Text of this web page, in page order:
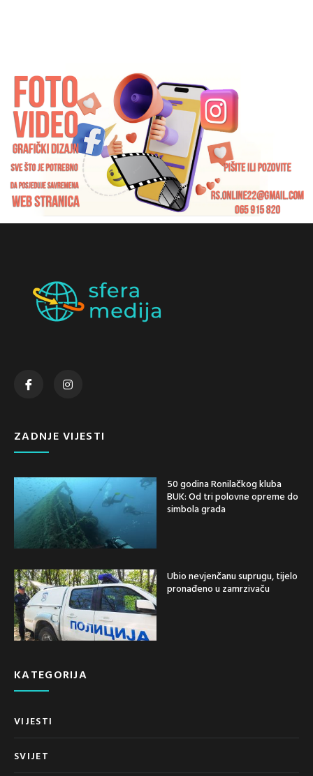
ZADNJE VIJESTI
50 godina Ronilačkog kluba
BUK: Od tri polovne opreme do
simbola grada
Ubio nevjenčanu suprugu, tijelo
pronađeno u zamrzivaču
KATEGORIJA
VIJESTI
SVIJET